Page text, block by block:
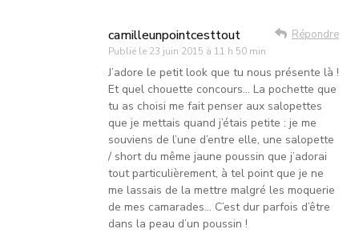
camilleunpointcesttout
Publié le 23 juin 2015 à 11 h 50 min
Répondre
J’adore le petit look que tu nous présente là !
Et quel chouette concours… La pochette que
tu as choisi me fait penser aux salopettes
que je mettais quand j’étais petite : je me
souviens de l’une d’entre elle, une salopette
/ short du même jaune poussin que j’adorai
tout particulièrement, à tel point que je ne
me lassais de la mettre malgré les moquerie
de mes camarades… C’est dur parfois d’être
dans la peau d’un poussin !